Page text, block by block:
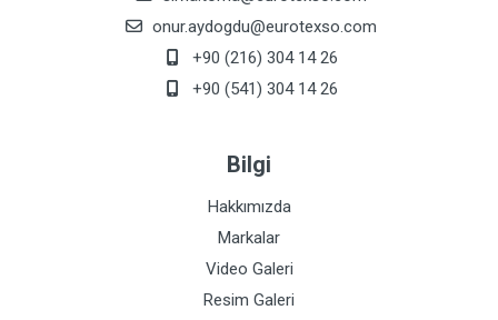
onur.aydogdu@eurotexso.com
+90 (216) 304 14 26
+90 (541) 304 14 26
Bilgi
Hakkımızda
Markalar
Video Galeri
Resim Galeri